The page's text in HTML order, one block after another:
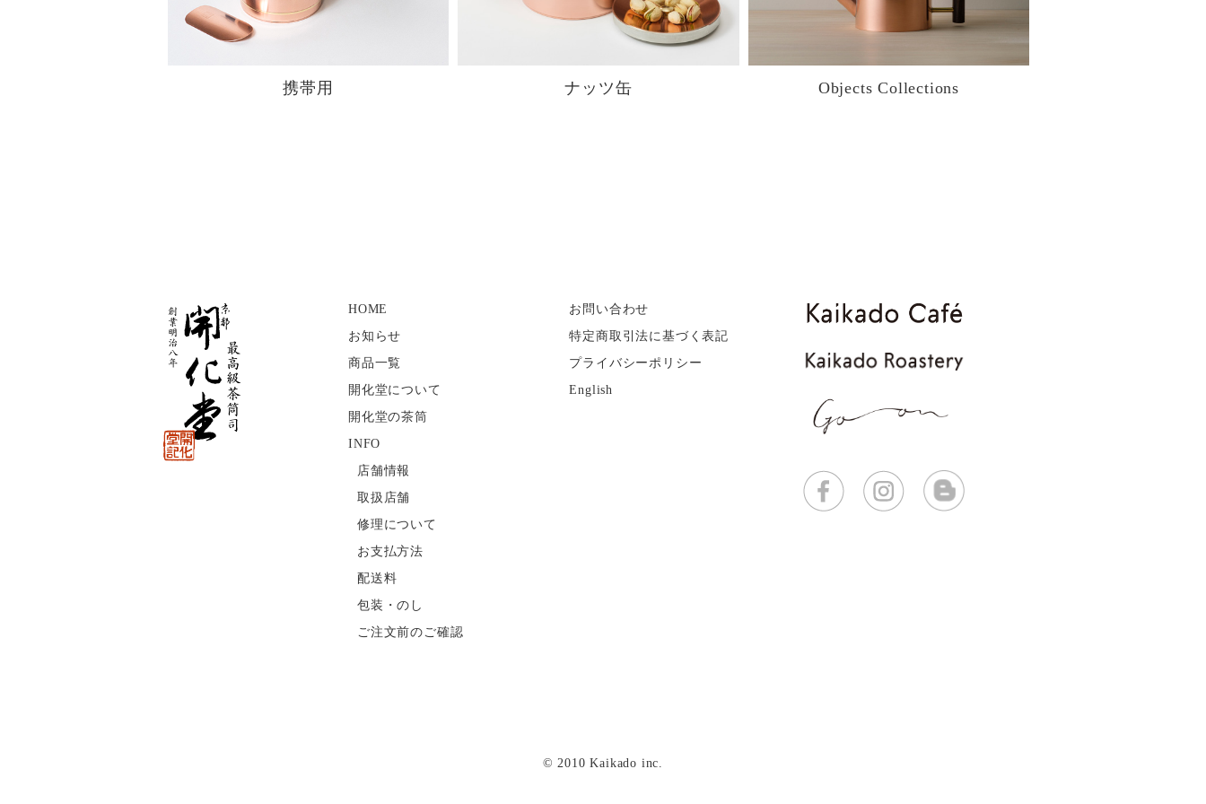
携帯用 ナッツ缶 Objects Collections
HOME
お知らせ
商品一覧
開化堂について
開化堂の茶筒
INFO
店舗情報
取扱店舗
修理について
お支払方法
配送料
包装・のし
ご注文前のご確認
お問い合わせ
特定商取引法に基づく表記
プライバシーポリシー
English
© 2010 Kaikado inc.